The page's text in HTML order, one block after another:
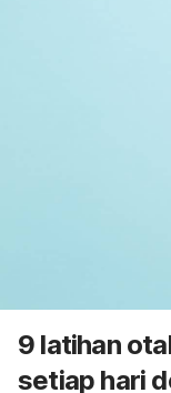
9 latihan
setiap hari